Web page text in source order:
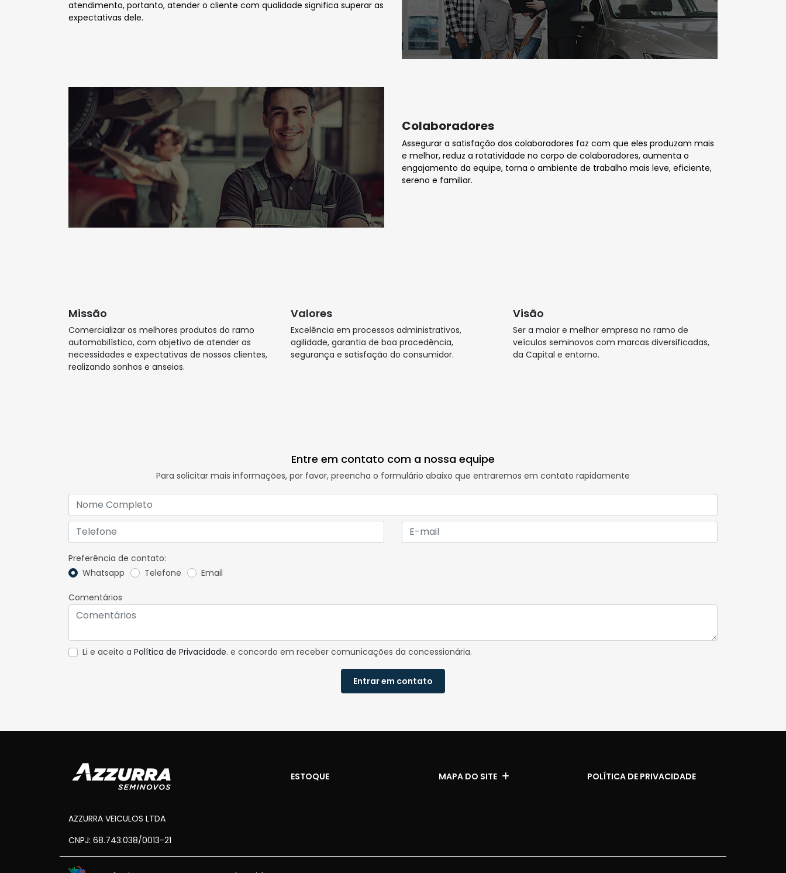
atendimento, portanto, atender o cliente com qualidade significa superar as
expectativas dele.
Colaboradores
Assegurar a satisfação dos colaboradores faz com que eles produzam mais
e melhor, reduz a rotatividade no corpo de colaboradores, aumenta o
engajamento da equipe, torna o ambiente de trabalho mais leve, eficiente,
sereno e familiar.
Missão
Comercializar os melhores produtos do ramo
automobilístico, com objetivo de atender as
necessidades e expectativas de nossos clientes,
realizando sonhos e anseios.
Valores
Excelência em processos administrativos,
agilidade, garantia de boa procedência,
segurança e satisfação do consumidor.
Visão
Ser a maior e melhor empresa no ramo de
veículos seminovos com marcas diversificadas,
da Capital e entorno.
Entre em contato com a nossa equipe
Para solicitar mais informações, por favor, preencha o formulário abaixo que entraremos em contato rapidamente
Preferência de contato:
Whatsapp
Telefone Email
Comentários
Li e aceito a Política de Privacidade. e concordo em receber comunicações da concessionária.
Entrar em contato
ESTOQUE MAPA DO SITE POLÍTICA DE PRIVACIDADE
AZZURRA VEICULOS LTDA
CNPJ: 68.743.038/0013-21